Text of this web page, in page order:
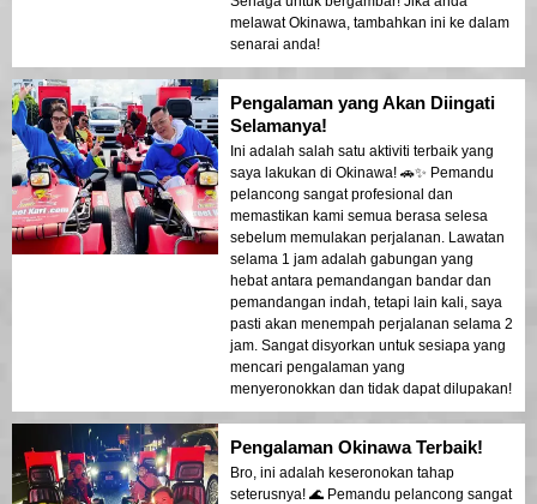
melawat Okinawa, tambahkan ini ke dalam
senarai anda!
Pengalaman yang Akan Diingati
Selamanya!
Ini adalah salah satu aktiviti terbaik yang
saya lakukan di Okinawa! 🚗✨ Pemandu
pelancong sangat profesional dan
memastikan kami semua berasa selesa
sebelum memulakan perjalanan. Lawatan
selama 1 jam adalah gabungan yang
hebat antara pemandangan bandar dan
pemandangan indah, tetapi lain kali, saya
pasti akan menempah perjalanan selama 2
jam. Sangat disyorkan untuk sesiapa yang
mencari pengalaman yang
menyeronokkan dan tidak dapat dilupakan!
Pengalaman Okinawa Terbaik!
Bro, ini adalah keseronokan tahap
seterusnya! 🌊 Pemandu pelancong sangat